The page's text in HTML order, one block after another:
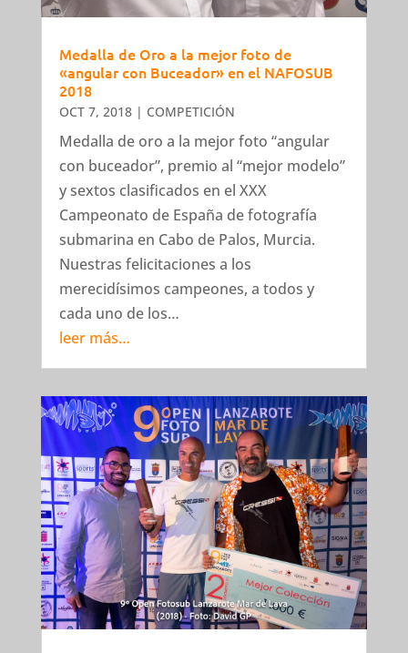
Medalla de Oro a la mejor foto de
«angular con Buceador» en el NAFOSUB
2018
OCT 7, 2018| COMPETICIÓN
Medalla de oro a la mejor foto “angular
con buceador”, premio al “mejor modelo”
y sextos clasificados en el XXX
Campeonato de España de fotografía
submarina en Cabo de Palos, Murcia.
Nuestras felicitaciones a los
merecidísimos campeones, a todos y
cada uno de los…
leer más…